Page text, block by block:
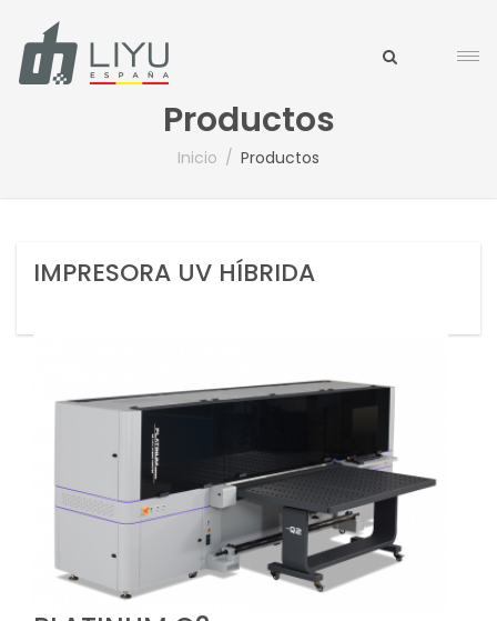
Productos
Inicio Productos
IMPRESORA UV HÍBRIDA